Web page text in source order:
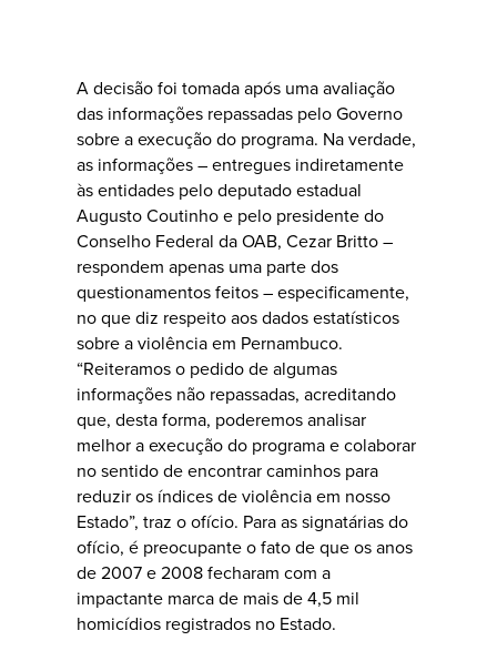
A decisão foi tomada após uma avaliação
das informações repassadas pelo Governo
sobre a execução do programa. Na verdade,
as informações – entregues indiretamente
às entidades pelo deputado estadual
Augusto Coutinho e pelo presidente do
Conselho Federal da OAB, Cezar Britto –
respondem apenas uma parte dos
questionamentos feitos – especificamente,
no que diz respeito aos dados estatísticos
sobre a violência em Pernambuco.
“Reiteramos o pedido de algumas
informações não repassadas, acreditando
que, desta forma, poderemos analisar
melhor a execução do programa e colaborar
no sentido de encontrar caminhos para
reduzir os índices de violência em nosso
Estado”, traz o ofício. Para as signatárias do
ofício, é preocupante o fato de que os anos
de 2007 e 2008 fecharam com a
impactante marca de mais de 4,5 mil
homicídios registrados no Estado.